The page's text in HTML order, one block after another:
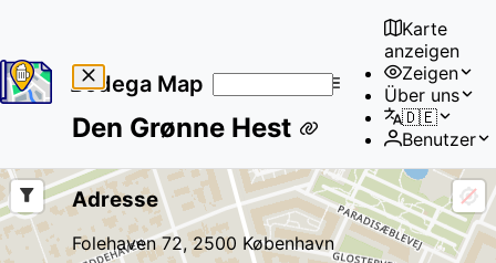
Bodega Map
results
Karte
anzeigen
Zeigen
Über uns
🇩🇪
Benutzer
Den Grønne Hest
Adresse
Folehaven 72, 2500 København